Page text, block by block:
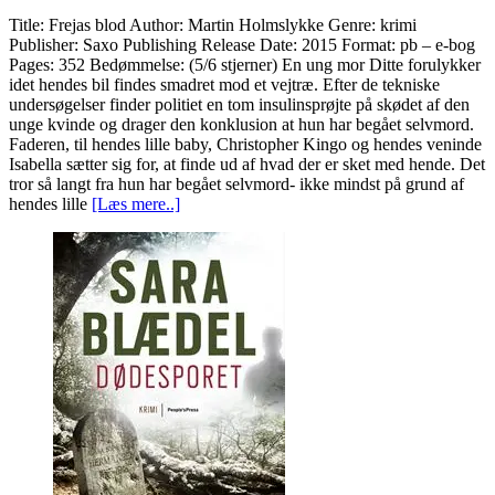
Title: Frejas blod Author: Martin Holmslykke Genre: krimi
Publisher: Saxo Publishing Release Date: 2015 Format: pb – e-bog
Pages: 352 Bedømmelse: (5/6 stjerner) En ung mor Ditte forulykker
idet hendes bil findes smadret mod et vejtræ. Efter de tekniske
undersøgelser finder politiet en tom insulinsprøjte på skødet af den
unge kvinde og drager den konklusion at hun har begået selvmord.
Faderen, til hendes lille baby, Christopher Kingo og hendes veninde
Isabella sætter sig for, at finde ud af hvad der er sket med hende. Det
tror så langt fra hun har begået selvmord- ikke mindst på grund af
hendes lille [Læs mere..]